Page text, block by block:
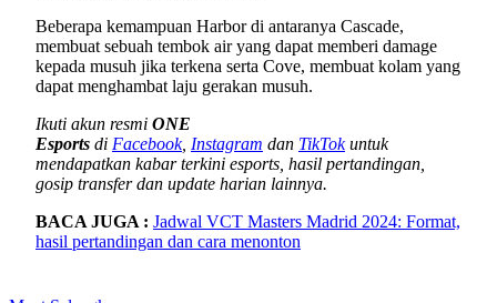
Beberapa kemampuan Harbor di antaranya Cascade,
membuat sebuah tembok air yang dapat memberi damage
kepada musuh jika terkena serta Cove, membuat kolam yang
dapat menghambat laju gerakan musuh.
Ikuti akun resmi ONE
Esports di Facebook, Instagram dan TikTokuntuk
mendapatkan kabar terkini esports, hasil pertandingan,
gosip transfer dan update harian lainnya.
BACA JUGA : Jadwal VCT Masters Madrid 2024: Format,
hasil pertandingan dan cara menonton